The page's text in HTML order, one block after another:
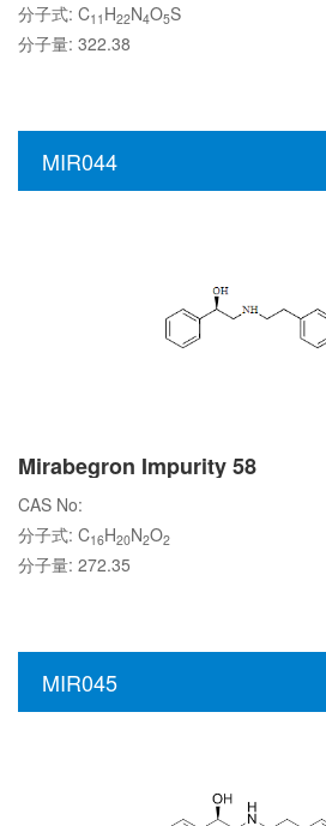
分子式: C11 H22N4O5S
分子量: 322.38
MIR044
Mirabegron Impurity 58
CAS No:
分子式: C16H20N2O2
分子量: 272.35
MIR045